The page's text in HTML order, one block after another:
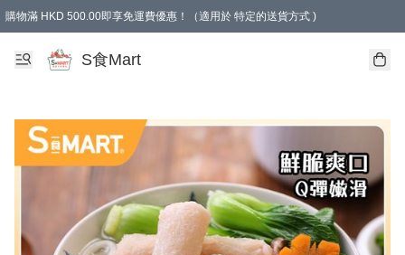
購物滿 HKD 500.00即享免運費優惠！（適用於 特定的送貨方式 )
S食Mart